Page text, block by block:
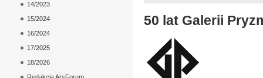
50 lat Galerii
14/2023
15/2024
16/2024
17/2025
18/2026